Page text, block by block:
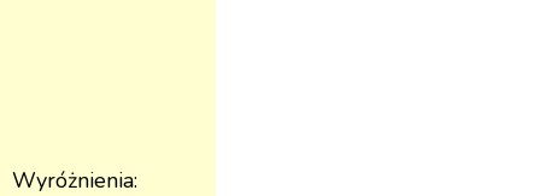
Wyróżnienia: